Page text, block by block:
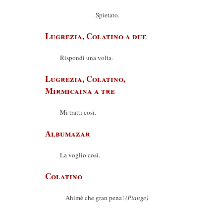
Spietato.
Lugrezia, Colatino a due
Rispondi una volta.
Lugrezia, Colatino,
Mirmicaina a tre
Mi tratti così.
Albumazar
La voglio così.
Colatino
Ahimè che gran pena! (Piange)